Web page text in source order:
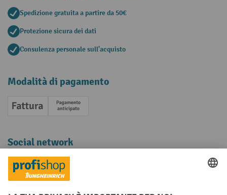
Spedizione gratuita a partire da 50€
Protezione sicura dei dati
Consulenza personale sull'acquisto
Modalità di pagamento
Fattura Pagamento anticipato
Social network
Facebook
YouTube
LinkedInInstagram